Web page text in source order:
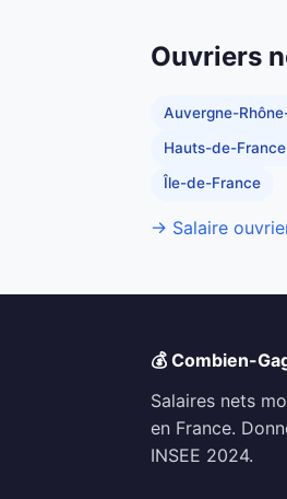
Ouvriers
Auvergne-
Hauts-de-France
Île-de-France
→ Salaire
💰 Combien-
Salaires nets
en France.
INSEE 2024.